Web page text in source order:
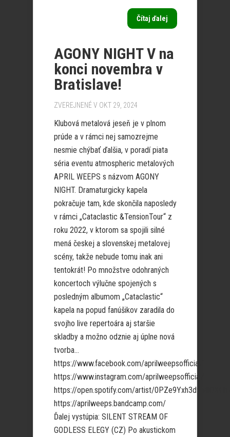
Čítaj ďalej
AGONY NIGHT V na
konci novembra v
Bratislave!
ZVEREJNENÉ V OKT 29, 2024
Klubová metalová jeseň je v plnom
prúde a v rámci nej samozrejme
nesmie chýbať ďalšia, v poradí piata
séria eventu atmospheric metalových
APRIL WEEPS s názvom AGONY
NIGHT. Dramaturgicky kapela
pokračuje tam, kde skončila naposledy
v rámci „Cataclastic &TensionTour“ z
roku 2022, v ktorom sa spojili silné
mená českej a slovenskej metalovej
scény, takže nebude tomu inak ani
tentokrát! Po množstve odohraných
koncertoch výlučne spojených s
posledným albumom „Cataclastic“
kapela na popud fanúšikov zaradila do
svojho live repertoára aj staršie
skladby a možno odznie aj úplne nová
tvorba…
https://www.facebook.com/aprilweepsofficial/
https://www.instagram.com/aprilweepsofficial/
https://open.spotify.com/artist/
https://aprilweeps.bandcamp.com/
Ďalej vystúpia: SILENT STREAM OF
GODLESS ELEGY (CZ) Po akustickom